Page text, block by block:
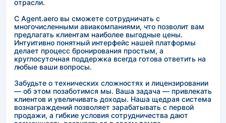
отрасли.
С Agent.aero вы сможете сотрудничать с
многочисленными авиакомпаниями, что позволит вам
предлагать клиентам наиболее выгодные цены.
Интуитивно понятный интерфейс нашей платформы
делает процесс бронирования простым, а
круглосуточная поддержка всегда готова ответить на
любые ваши вопросы.
Забудьте о технических сложностях и лицензировании
— об этом позаботимся мы. Ваша задача — привлекать
клиентов и увеличивать доходы. Наша щедрая система
вознаграждений позволяет зарабатывать с первой
продажи, а гибкие условия сотрудничества дают